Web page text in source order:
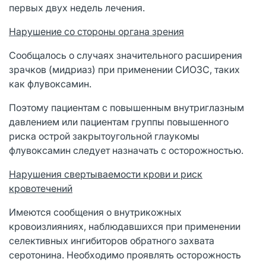
первых двух недель лечения.
Нарушение со стороны органа зрения
Сообщалось о случаях значительного расширения
зрачков (мидриаз) при применении СИОЗС, таких
как флувоксамин.
Поэтому пациентам с повышенным внутриглазным
давлением или пациентам группы повышенного
риска острой закрытоугольной глаукомы
флувоксамин следует назначать с осторожностью.
Нарушения свертываемости крови и риск
кровотечений
Имеются сообщения о внутрикожных
кровоизлияниях, наблюдавшихся при применении
селективных ингибиторов обратного захвата
серотонина. Необходимо проявлять осторожность